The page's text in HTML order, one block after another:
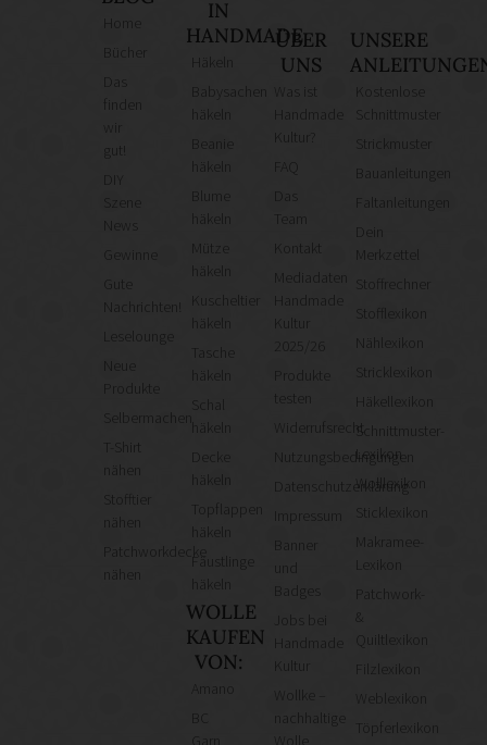
finden
gut!
News
Gute
Nachrichten!
Leselounge
Neue
Produkte
Selbermachen
T-Shirt
Stofftier
Patchworkdecke
IN
HANDMADE
häkeln
häkeln
Mütze
häkeln
Kuscheltier
Tasche
häkeln
häkeln
Topflappen
häkeln
Fäustlinge
häkeln
WOLLE
KAUFEN
VON:
ÜBER
UNS
Was ist
Kultur?
Das
Team
Kontakt
Mediadaten
Kultur
2025/26
Produkte
testen
Widerrufsrecht
Nutzungsbedingungen
Datenschutzerklärung
Kultur
Wollke –
nachhaltige
UNSERE
Kostenlose
Schnittmuster
Strickmuster
Bauanleitungen
Faltanleitungen
Merkzettel
Stoffrechner
Stofflexikon
Nählexikon
Stricklexikon
Häkellexikon
Schnittmuster-
Lexikon
Wolllexikon
Sticklexikon
Makramee-
Lexikon
Patchwork-
&
Quiltlexikon
Filzlexikon
Weblexikon
Töpferlexikon